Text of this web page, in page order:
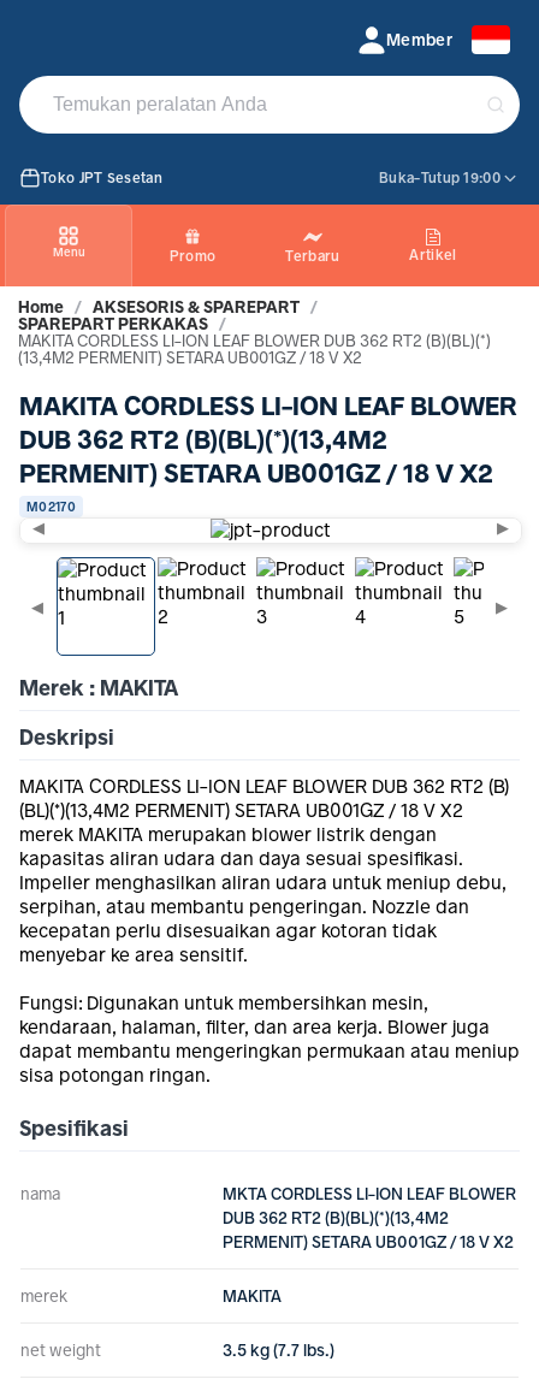
MAKITA CORDLESS LI-ION LEAF BLOWER DUB 362 RT2 (B)
(BL)(*)(13,4M2 PERMENIT) SETARA UB001GZ 18 V X2
Member
Toko JPT Sesetan Buka-Tutup 19:00
Menu Promo Terbaru Artikel
Home / AKSESORIS & SPAREPART /
SPAREPART PERKAKAS /
MAKITA CORDLESS LI-ION LEAF BLOWER DUB 362 RT2 (B)(BL)(*)
(13,4M2 PERMENIT) SETARA UB001GZ / 18 V X2
◀ ▶
◀ ▶
MAKITA CORDLESS LI-ION LEAF BLOWER
DUB 362 RT2 (B)(BL)(*)(13,4M2
PERMENIT) SETARA UB001GZ / 18 V X2
M02170
Merek : MAKITA
Deskripsi
MAKITA CORDLESS LI-ION LEAF BLOWER DUB 362 RT2 (B)
(BL)(*)(13,4M2 PERMENIT) SETARA UB001GZ / 18 V X2
merek MAKITA merupakan blower listrik dengan
kapasitas aliran udara dan daya sesuai spesifikasi.
Impeller menghasilkan aliran udara untuk meniup debu,
serpihan, atau membantu pengeringan. Nozzle dan
kecepatan perlu disesuaikan agar kotoran tidak
menyebar ke area sensitif.
Fungsi: Digunakan untuk membersihkan mesin,
kendaraan, halaman, filter, dan area kerja. Blower juga
dapat membantu mengeringkan permukaan atau meniup
sisa potongan ringan.
Spesifikasi
nama
MKTA CORDLESS LI-ION LEAF BLOWER
DUB 362 RT2 (B)(BL)(*)(13,4M2
PERMENIT) SETARA UB001GZ / 18 V X2
merek MAKITA
net weight 3.5 kg (7.7 lbs.)